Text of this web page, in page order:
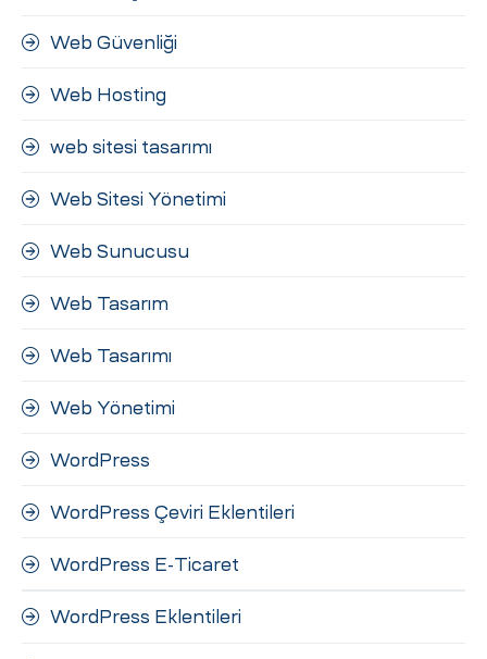
Web Güvenliği
Web Hosting
web sitesi tasarımı
Web Sitesi Yönetimi
Web Sunucusu
Web Tasarım
Web Tasarımı
Web Yönetimi
WordPress
WordPress Çeviri Eklentileri
WordPress E-Ticaret
WordPress Eklentileri